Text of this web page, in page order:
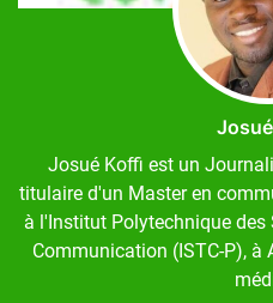
Josué Koffi est un
titulaire d'un Master en
à l'Institut Polytechnique des
Communication (ISTC-P),